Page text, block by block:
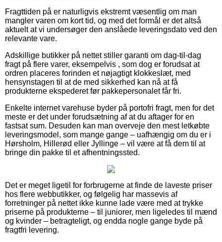
Fragttiden på er naturligvis ekstremt væsentlig om man
mangler varen om kort tid, og med det formål er det altså
aktuelt at vi undersøger den anslåede leveringsdato ved den
relevante vare.
Adskillige butikker på nettet stiller garanti om dag-til-dag
fragt på flere varer, eksempelvis , som dog er forudsat at
ordren placeres forinden et nøjagtigt klokkeslæt, med
hensynstagen til at de med sikkerhed kan nå at få
produkterne ekspederet før pakkepersonalet får fri.
Enkelte internet varehuse byder på portofri fragt, men for det
meste er det under forudsætning af at du aftager for en
fastsat sum. Desuden kan man overveje den mest letkøbte
leveringsmodel, som mange gange – uafhængig om du er i
Hørsholm, Hillerød eller Jyllinge – vil være at få dem til at
bringe din pakke til et afhentningssted.
Det er meget ligetil for forbrugerne at finde de laveste priser
hos flere webbutikker, og følgelig har massevis af
forretninger på nettet ikke kunne lade være med at trykke
priserne på produkterne – til juniorer, men ligeledes til mænd
og kvinder – betragteligt, og endda nogle gange byde på
fragtfri levering.